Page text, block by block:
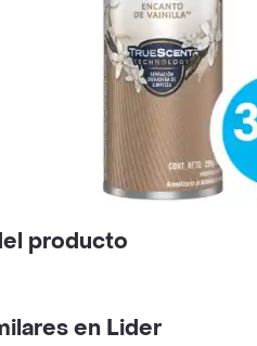
producto
en Lider